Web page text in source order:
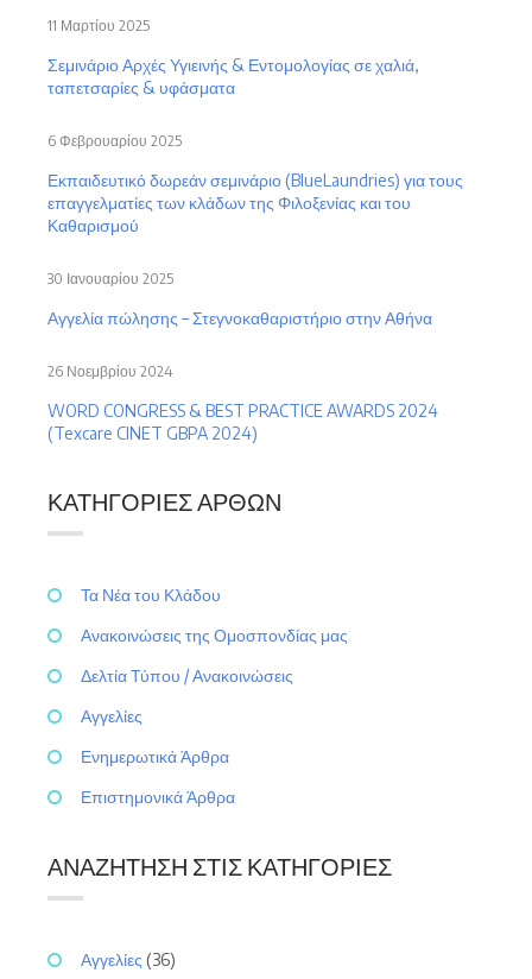
Σεμινάριο Αρχές Υγιεινής & Εντομολογίας σε χαλιά,
ταπετσαρίες & υφάσματα
11 Μαρτίου 2025
Εκπαιδευτικό δωρεάν σεμινάριο (BlueLaundries) για τους
επαγγελματίες των κλάδων της Φιλοξενίας και του
Καθαρισμού
6 Φεβρουαρίου 2025
Αγγελία πώλησης – Στεγνοκαθαριστήριο στην Αθήνα
30 Ιανουαρίου 2025
WORD CONGRESS & BEST PRACTICE AWARDS 2024
(Texcare CINET GBPA 2024)
26 Νοεμβρίου 2024
ΚΑΤΗΓΟΡΊΕΣ ΆΡΘΩΝ
Τα Νέα του Κλάδου
Ανακοινώσεις της Ομοσπονδίας μας
Δελτία Τύπου / Ανακοινώσεις
Αγγελίες
Ενημερωτικά Άρθρα
Επιστημονικά Άρθρα
ΑΝΑΖΉΤΗΣΗ ΣΤΙΣ ΚΑΤΗΓΟΡΊΕΣ
Αγγελίες (36)